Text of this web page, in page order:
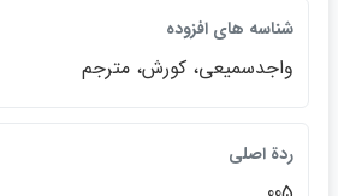
شناسه هاي افزوده
واجدسميعي، كورش، مترجم
ردة اصلي